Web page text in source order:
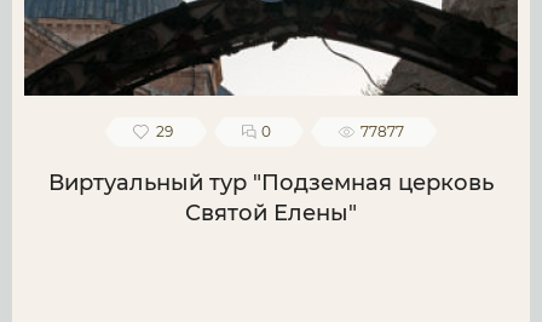
29 0 77877
Виртуальный тур "Подземная церковь
Святой Елены"